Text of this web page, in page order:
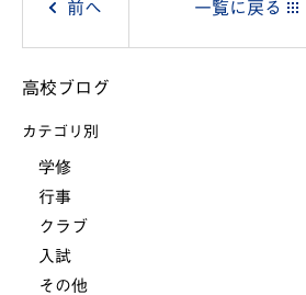
稿
ナ
ゲ
ー
前へ 一覧に戻る
高校ブログ
カテゴリ別
学修
行事
クラブ
入試
その他